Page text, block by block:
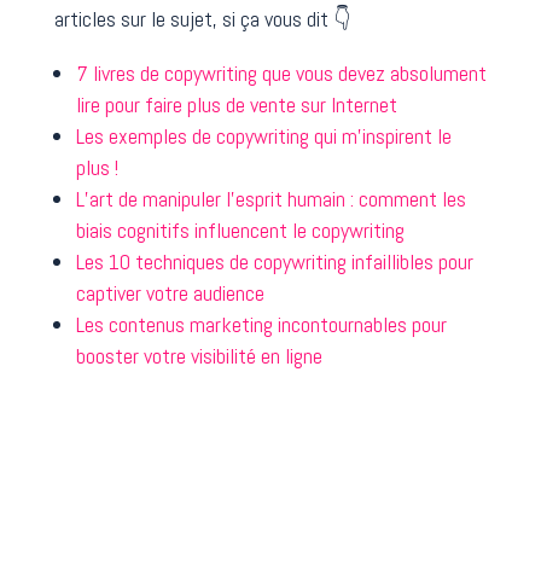
articles sur le sujet, si ça vous dit 👇
7 livres de copywriting que vous devez absolument
lire pour faire plus de vente sur Internet
Les exemples de copywriting qui m’inspirent le
plus !
L’art de manipuler l’esprit humain : comment les
biais cognitifs influencent le copywriting
Les 10 techniques de copywriting infaillibles pour
captiver votre audience
Les contenus marketing incontournables pour
booster votre visibilité en ligne